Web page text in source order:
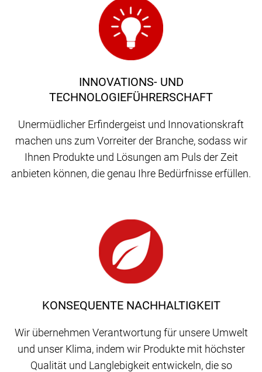
KONSEQUENTE NACHHALTIGKEIT
Wir übernehmen Verantwortung für unsere Umwelt
und unser Klima, indem wir Produkte mit höchster
Qualität und Langlebigkeit entwickeln, die so
INNOVATIONS- UND
TECHNOLOGIEFÜHRERSCHAFT
Unermüdlicher Erfindergeist und Innovationskraft
machen uns zum Vorreiter der Branche, sodass wir
Ihnen Produkte und Lösungen am Puls der Zeit
anbieten können, die genau Ihre Bedürfnisse erfüllen.